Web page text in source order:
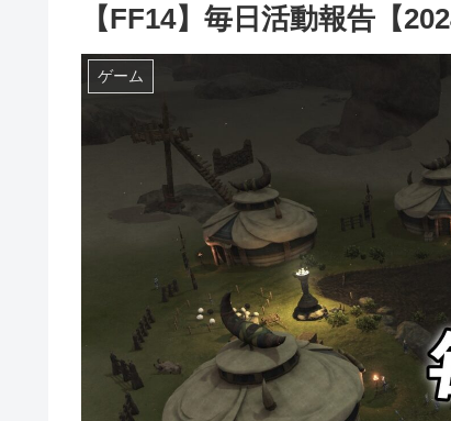
【FF14】毎日活動報告【
ゲーム